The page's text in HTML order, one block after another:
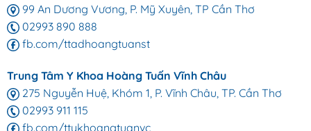
99 An Dương Vương, P. Mỹ Xuyên, TP Cần Thơ
02993 890 888
fb.com/ttadhoangtuanst
Trung Tâm Y Khoa Hoàng Tuấn Vĩnh Châu
275 Nguyễn Huệ, Khóm 1, P. Vĩnh Châu, TP. Cần Thơ
02993 911 115
fb.com/ttykhoangtuanvc